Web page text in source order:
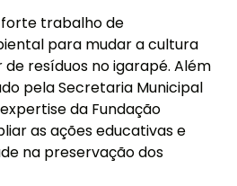
trabalho de
para mudar a cultura
resíduos no igarapé. Além
pela Secretaria Municipal
da Fundação
as ações educativas e
na preservação dos